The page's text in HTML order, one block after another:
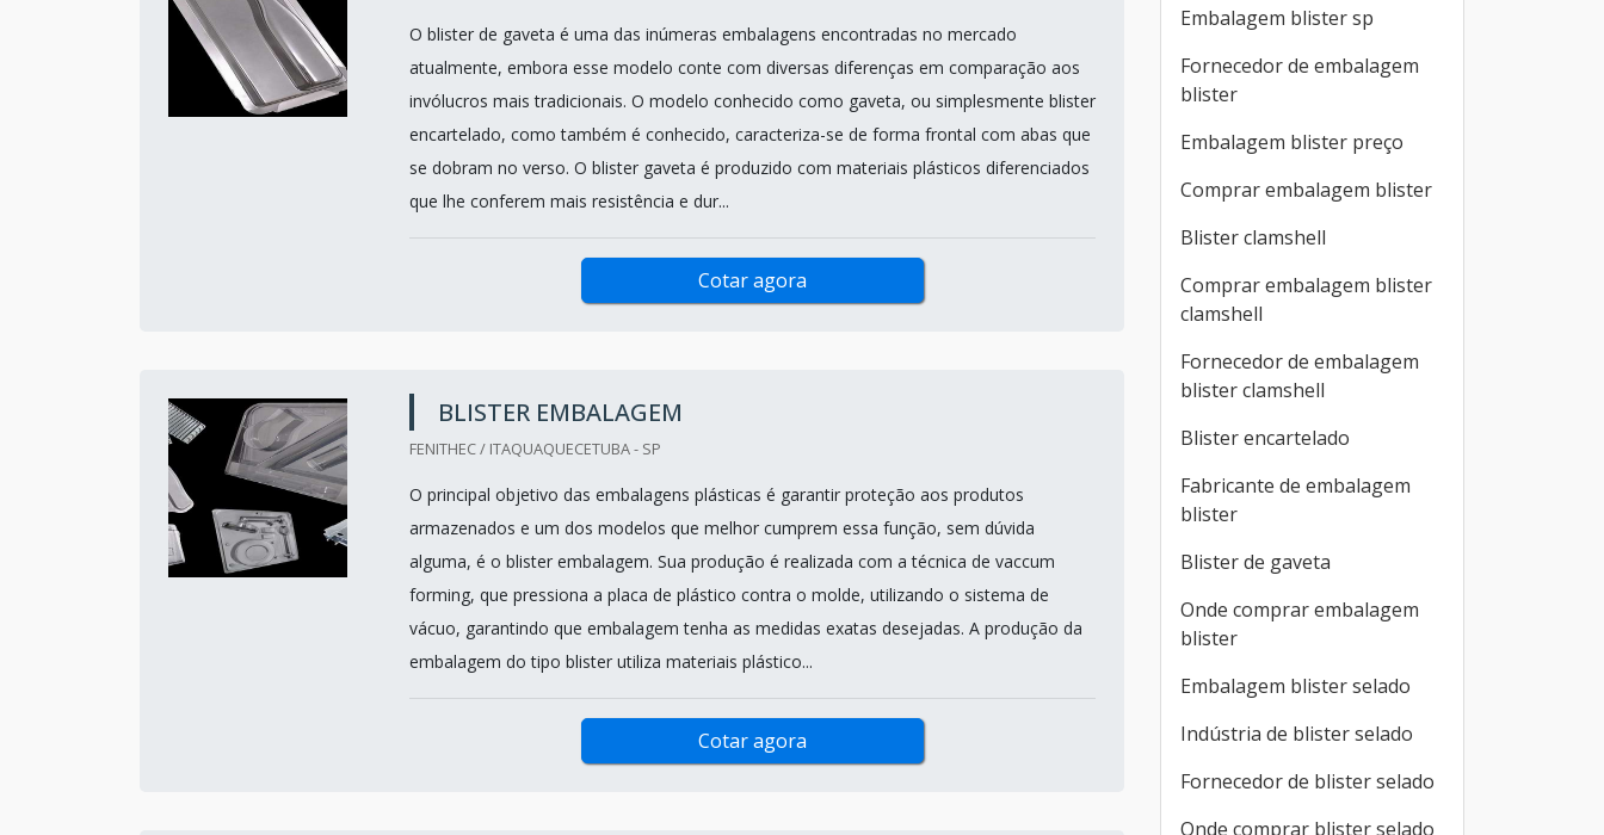
O blister de gaveta é uma das inúmeras embalagens encontradas no mercado
atualmente, embora esse modelo conte com diversas diferenças em comparação aos
invólucros mais tradicionais. O modelo conhecido como gaveta, ou simplesmente blister
encartelado, como também é conhecido, caracteriza-se de forma frontal com abas que
se dobram no verso. O blister gaveta é produzido com materiais plásticos diferenciados
que lhe conferem mais resistência e dur...
Cotar agora
BLISTER EMBALAGEM
FENITHEC / ITAQUAQUECETUBA - SP
O principal objetivo das embalagens plásticas é garantir proteção aos produtos
armazenados e um dos modelos que melhor cumprem essa função, sem dúvida
alguma, é o blister embalagem. Sua produção é realizada com a técnica de vaccum
forming, que pressiona a placa de plástico contra o molde, utilizando o sistema de
vácuo, garantindo que embalagem tenha as medidas exatas desejadas. A produção da
embalagem do tipo blister utiliza materiais plástico...
Cotar agora
Embalagem blister sp
Fornecedor de embalagem
blister
Embalagem blister preço
Comprar embalagem blister
Blister clamshell
Comprar embalagem blister
clamshell
Fornecedor de embalagem
blister clamshell
Blister encartelado
Fabricante de embalagem
blister
Blister de gaveta
Onde comprar embalagem
blister
Embalagem blister selado
Indústria de blister selado
Fornecedor de blister selado
Onde comprar blister selado